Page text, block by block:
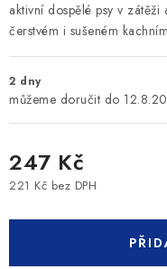
aktivní dospělé psy v
čerstvém i sušeném
2 dny
247 Kč
221 Kč bez DPH